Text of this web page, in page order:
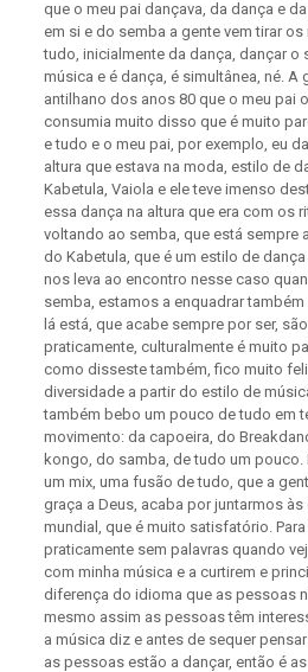
que o meu pai dançava, da dança e
em si e do semba a gente vem tirar
tudo, inicialmente da dança, dançar o
música e é dança, é simultânea, né.
antilhano dos anos 80 que o meu pai
consumia muito disso que é muito
e tudo e o meu pai, por exemplo, eu
altura que estava na moda, estilo de
Kabetula, Vaiola e ele teve imenso
essa dança na altura que era com os
voltando ao semba, que está sempre
do Kabetula, que é um estilo de
nos leva ao encontro nesse caso
semba, estamos a enquadrar
lá está, que acabe sempre por ser,
praticamente, culturalmente é muito
como disseste também, fico muito
diversidade a partir do estilo de
também bebo um pouco de tudo em
movimento: da capoeira, do
kongo, do samba, de tudo um pouco.
um mix, uma fusão de tudo, que a
graça a Deus, acaba por juntarmos às
mundial, que é muito satisfatório.
praticamente sem palavras quando
com minha música e a curtirem e
diferença do idioma que as pessoas
mesmo assim as pessoas têm
a música diz e antes de sequer
as pessoas estão a dançar, então é